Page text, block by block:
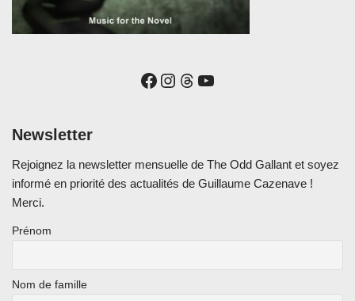
Newsletter
Rejoignez la newsletter mensuelle de The Odd Gallant et soyez
informé en priorité des actualités de Guillaume Cazenave !
Merci.
Prénom
Nom de famille